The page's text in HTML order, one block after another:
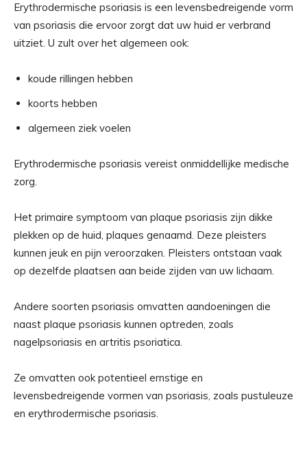
Erythrodermische psoriasis is een levensbedreigende vorm
van psoriasis die ervoor zorgt dat uw huid er verbrand
uitziet. U zult over het algemeen ook:
koude rillingen hebben
koorts hebben
algemeen ziek voelen
Erythrodermische psoriasis vereist onmiddellijke medische
zorg.
Het primaire symptoom van plaque psoriasis zijn dikke
plekken op de huid, plaques genaamd. Deze pleisters
kunnen jeuk en pijn veroorzaken. Pleisters ontstaan ​​vaak
op dezelfde plaatsen aan beide zijden van uw lichaam.
Andere soorten psoriasis omvatten aandoeningen die
naast plaque psoriasis kunnen optreden, zoals
nagelpsoriasis en artritis psoriatica.
Ze omvatten ook potentieel ernstige en
levensbedreigende vormen van psoriasis, zoals pustuleuze
en erythrodermische psoriasis.